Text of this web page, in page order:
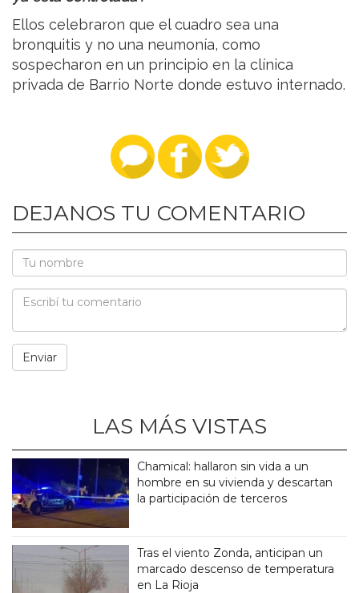
Ellos celebraron que el cuadro sea una
bronquitis y no una neumonía, como
sospecharon en un principio en la clínica
privada de Barrio Norte donde estuvo internado.
DEJANOS TU COMENTARIO
LAS MÁS VISTAS
Chamical: hallaron sin vida a un
hombre en su vivienda y descartan
la participación de terceros
Tras el viento Zonda, anticipan un
marcado descenso de temperatura
en La Rioja